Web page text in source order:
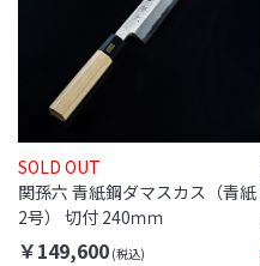
SOLD OUT
関孫六 青紙鋼ダマスカス（青紙
2号） 切付 240ｍｍ
￥149,600